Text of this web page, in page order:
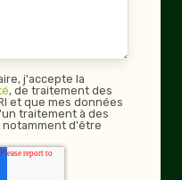
j'accepte la
, de traitement des
et que mes données
traitement à des
notamment d'être